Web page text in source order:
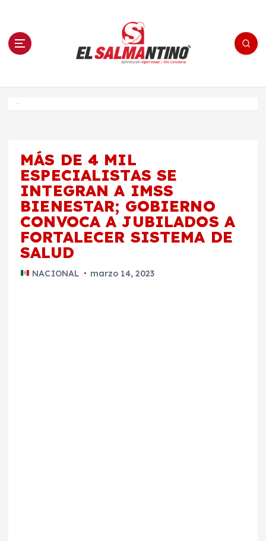
n El Salmantino - medios/noticias/editorial
MÁS DE 4 MIL
ESPECIALISTAS SE
INTEGRAN A IMSS
BIENESTAR; GOBIERNO
CONVOCA A JUBILADOS A
FORTALECER SISTEMA DE
SALUD
NACIONAL marzo 14, 2023